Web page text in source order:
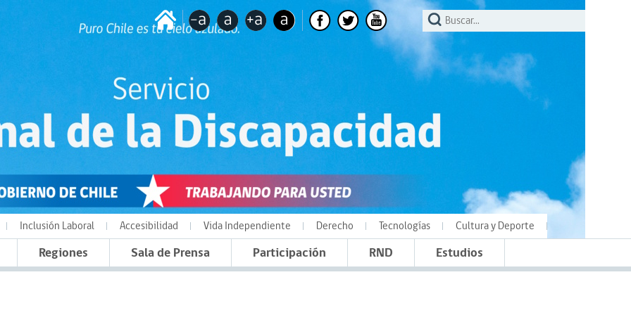
Inclusión Laboral Accesibilidad Vida Independiente Derecho Tecnologías Cultura y Deporte
Regiones Sala de Prensa Participación RND Estudios